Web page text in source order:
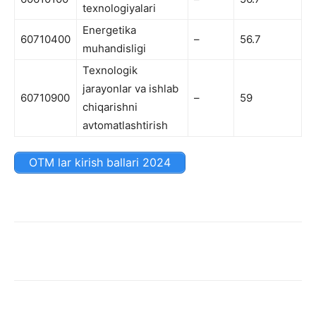
texnologiyalari
60710400
Energetika
muhandisligi
– 56.7
60710900
Texnologik
jarayonlar va ishlab
chiqarishni
avtomatlashtirish
– 59
OTM lar kirish ballari 2024